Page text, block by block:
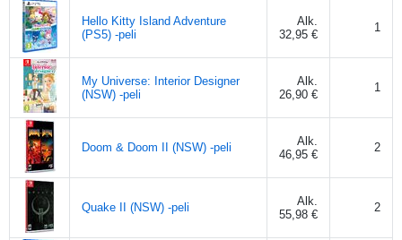
Hello Kitty Island Adventure
(PS5) -peli
Alk.
32,95 €
1
My Universe: Interior Designer
(NSW) -peli
Alk.
26,90 €
1
Doom & Doom II (NSW) -peli
Alk.
46,95 €
2
Quake II (NSW) -peli
Alk.
55,98 €
2